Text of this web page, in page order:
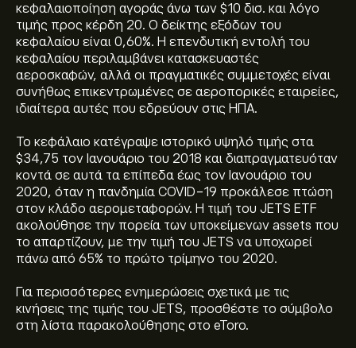
κεφαλαιοποίηση αγοράς άνω των $10 δισ. και λόγο
τιμής προς κέρδη 20. Ο δείκτης εξόδων του
κεφαλαίου είναι 0,60%. Η επενδυτική εντολή του
κεφαλαίου περιλαμβάνει κατασκευαστές
αεροσκαφών, αλλά οι πραγματικές συμμετοχές είναι
συνήθως επικεντρωμένες σε αεροπορικές εταιρείες,
ιδιαίτερα αυτές που εδρεύουν στις ΗΠΑ.
Το κεφάλαιο κατέγραψε ιστορικό υψηλό τιμής στα
$34,75 τον Ιανουάριο του 2018 και διαπραγματευόταν
κοντά σε αυτά τα επίπεδα έως τον Ιανουάριο του
2020, όταν η πανδημία COVID-19 προκάλεσε πτώση
στον κλάδο αερομεταφορών. Η τιμή του JETS ETF
ακολούθησε την πορεία των υποκείμενων assets που
το απαρτίζουν, με την τιμή του JETS να υποχωρεί
πάνω από 65% το πρώτο τρίμηνο του 2020.
Για περισσότερες ενημερώσεις σχετικά με τις
κινήσεις της τιμής του JETS, προσθέστε το σύμβολο
στη λίστα παρακολούθησης στο eToro.
Η τρέχουσα τιμή του US Global Jets ETF (JETS) είναι
32.54‎$‎
Το ιστορικό υψηλό του US Global Jets ETF είναι
34.05‎$‎
Επιλέξτε το χρονικό διάστημα "1D" ή "1W" στο
γράφημα της eToro και κάντε σμίκρυνση για να δείτε